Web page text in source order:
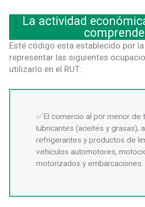
La actividad
comprende
Esté código esta establecido por la
representar las siguientes
utilizarlo en el RUT:
El comercio al por menor de
lubricantes (aceites y grasas),
refrigerantes y productos de
vehículos automotores,
motorizados y embarcaciones.